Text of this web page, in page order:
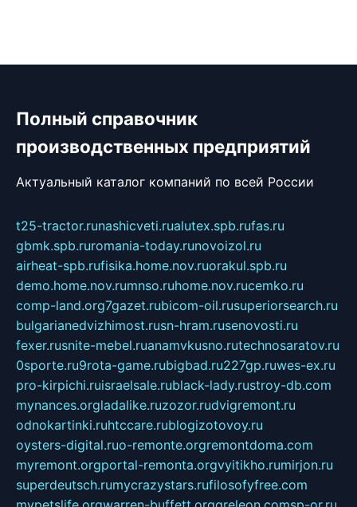
Полный справочник
производственных предприятий
Актуальный каталог компаний по всей России
t25-tractor.runashicveti.rualutex.spb.rufas.ru
gbmk.spb.ruromania-today.runovoizol.ru
airheat-spb.rufisika.home.nov.ruorakul.spb.ru
demo.home.nov.rumnso.ruhome.nov.rucemko.ru
comp-land.org7gazet.rubicom-oil.rusuperiorsearch.ru
bulgarianedvizhimost.rusn-hram.rusenovosti.ru
fexer.rusnite-mebel.ruanamvkusno.rutechnosaratov.ru
0sporte.ru9rota-game.rubigbad.ru227gp.ruwes-ex.ru
pro-kirpichi.ruisraelsale.rublack-lady.rustroy-db.com
mynances.orgladalike.ruzozor.rudvigremont.ru
odnokartinki.ruhtccare.rublogizotovoy.ru
oysters-digital.ruo-remonte.orgremontdoma.com
myremont.orgportal-remonta.orgvyitikho.rumirjon.ru
superdeutsch.rumycrazystars.rufilosofyfree.com